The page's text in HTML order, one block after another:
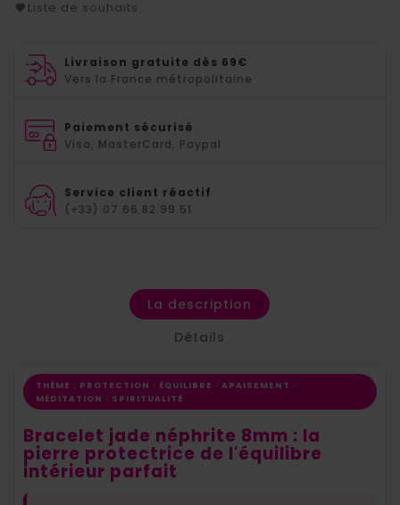
Liste de souhaits
Livraison gratuite dès 69€
Vers la France métropolitaine
Paiement sécurisé
Visa, MasterCard, Paypal
Service client réactif
(+33) 07.66.82.99.51
La description
Détails
THÈME : PROTECTION · ÉQUILIBRE · APAISEMENT ·
MÉDITATION · SPIRITUALITÉ
Bracelet jade néphrite 8mm : la
pierre protectrice de l'équilibre
intérieur parfait